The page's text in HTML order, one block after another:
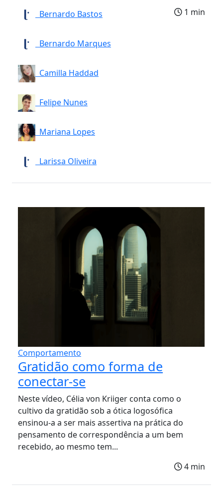
Bernardo Bastos
Bernardo Marques
Camilla Haddad
Felipe Nunes
Mariana Lopes
Larissa Oliveira
1 min
Comportamento
Gratidão como forma de
conectar-se
Neste vídeo, Célia von Kriiger conta como o
cultivo da gratidão sob a ótica logosófica
ensinou-a a ser mais assertiva na prática do
pensamento de correspondência a um bem
recebido, ao mesmo tem...
4 min